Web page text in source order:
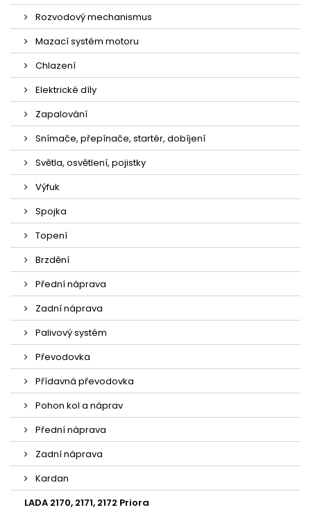
Rozvodový mechanismus
Mazací systém motoru
Chlazení
Elektrické díly
Zapalování
Snímače, přepínače, startér, dobíjení
Světla, osvětlení, pojistky
Výfuk
Spojka
Topení
Brzdění
Přední náprava
Zadní náprava
Palivový systém
Převodovka
Přídavná převodovka
Pohon kol a náprav
Přední náprava
Zadní náprava
Kardan
LADA 2170, 2171, 2172 Priora